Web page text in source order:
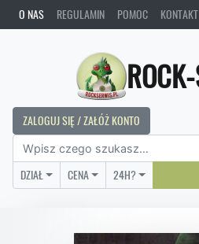
O NAS REGULAMIN POMOC KONTAKT
ZALOGUJ SIĘ / ZAŁÓŻ KONTO
DZIAŁ CENA 24H?